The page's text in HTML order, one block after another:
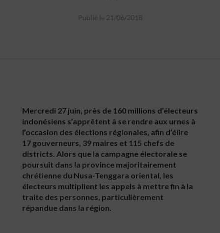
Publié le 21/06/2018
Mercredi 27 juin, près de 160 millions d’électeurs
indonésiens s’apprêtent à se rendre aux urnes à
l’occasion des élections régionales, afin d’élire
17 gouverneurs, 39 maires et 115 chefs de
districts. Alors que la campagne électorale se
poursuit dans la province majoritairement
chrétienne du Nusa-Tenggara oriental, les
électeurs multiplient les appels à mettre fin à la
traite des personnes, particulièrement
répandue dans la région.